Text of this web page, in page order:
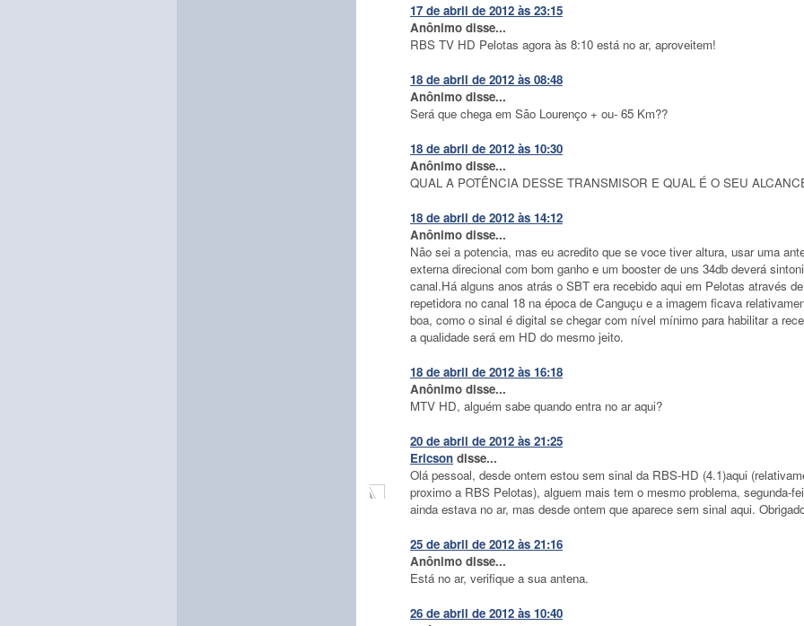
17 de abril de 2012 às 23:15
Anônimo disse...
RBS TV HD Pelotas agora às 8:10 está no ar, aproveitem!
18 de abril de 2012 às 08:48
Anônimo disse...
Será que chega em São Lourenço + ou- 65 Km??
18 de abril de 2012 às 10:30
Anônimo disse...
QUAL A POTÊNCIA DESSE TRANSMISOR E QUAL É O SEU
18 de abril de 2012 às 14:12
Anônimo disse...
Não sei a potencia, mas eu acredito que se voce tiver altura, usar uma
externa direcional com bom ganho e um booster de uns 34db deverá
canal.Há alguns anos atrás o SBT era recebido aqui em Pelotas através
repetidora no canal 18 na época de Canguçu e a imagem ficava
boa, como o sinal é digital se chegar com nível mínimo para habilitar a
a qualidade será em HD do mesmo jeito.
18 de abril de 2012 às 16:18
Anônimo disse...
MTV HD, alguém sabe quando entra no ar aqui?
20 de abril de 2012 às 21:25
Ericson disse...
Olá pessoal, desde ontem estou sem sinal da RBS-HD (4.1)aqui
proximo a RBS Pelotas), alguem mais tem o mesmo problema, segunda-
ainda estava no ar, mas desde ontem que aparece sem sinal aqui.
25 de abril de 2012 às 21:16
Anônimo disse...
Está no ar, verifique a sua antena.
26 de abril de 2012 às 10:40